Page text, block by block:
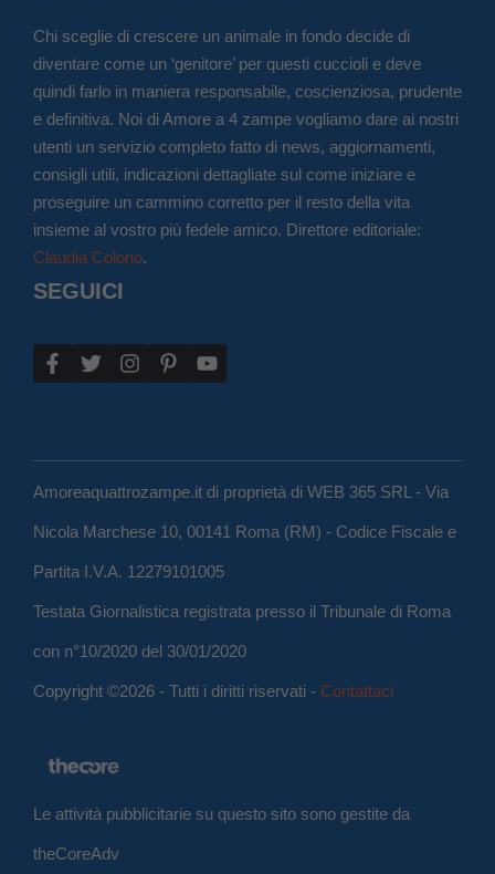
Chi sceglie di crescere un animale in fondo decide di
diventare come un ‘genitore’ per questi cuccioli e deve
quindi farlo in maniera responsabile, coscienziosa, prudente
e definitiva. Noi di Amore a 4 zampe vogliamo dare ai nostri
utenti un servizio completo fatto di news, aggiornamenti,
consigli utili, indicazioni dettagliate sul come iniziare e
proseguire un cammino corretto per il resto della vita
insieme al vostro più fedele amico. Direttore editoriale:
Claudia Colono.
SEGUICI
Amoreaquattrozampe.it di proprietà di WEB 365 SRL - Via
Nicola Marchese 10, 00141 Roma (RM) - Codice Fiscale e
Partita I.V.A. 12279101005
Testata Giornalistica registrata presso il Tribunale di Roma
con n°10/2020 del 30/01/2020
Copyright ©2026 - Tutti i diritti riservati - Contattaci
Le attività pubblicitarie su questo sito sono gestite da
theCoreAdv